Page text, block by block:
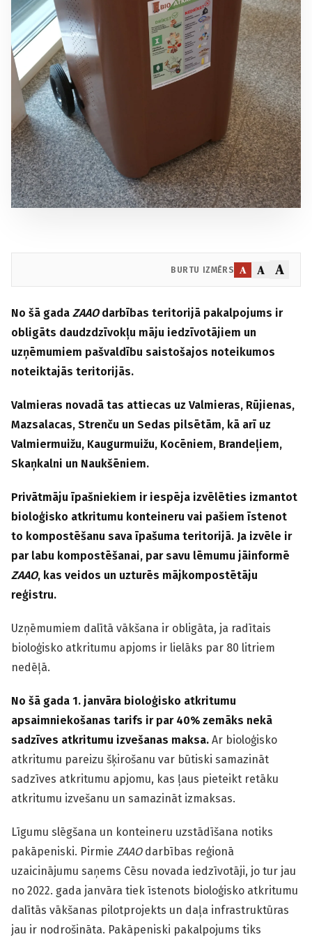
BURTU IZMĒRS A A A
No šā gada ZAAOdarbības teritorijā pakalpojums ir
obligāts daudzdzīvokļu māju iedzīvotājiem un
uzņēmumiem pašvaldību saistošajos noteikumos
noteiktajās teritorijās.
Valmieras novadā tas attiecas uz Valmieras, Rūjienas,
Mazsalacas, Strenču un Sedas pilsētām, kā arī uz
Valmiermuižu, Kaugurmuižu, Kocēniem, Brandeļiem,
Skaņkalni un Naukšēniem.
Privātmāju īpašniekiem ir iespēja izvēlēties izmantot
bioloģisko atkritumu konteineru vai pašiem īstenot
to kompostēšanu sava īpašuma teritorijā. Ja izvēle ir
par labu kompostēšanai, par savu lēmumu jāinformē
ZAAO, kas veidos un uzturēs mājkompostētāju
reģistru.
Uzņēmumiem dalītā vākšana ir obligāta, ja radītais
bioloģisko atkritumu apjoms ir lielāks par 80 litriem
nedēļā.
No šā gada 1. janvāra bioloģisko atkritumu
apsaimniekošanas tarifs ir par 40% zemāks nekā
sadzīves atkritumu izvešanas maksa. Ar bioloģisko
atkritumu pareizu šķirošanu var būtiski samazināt
sadzīves atkritumu apjomu, kas ļaus pieteikt retāku
atkritumu izvešanu un samazināt izmaksas.
Līgumu slēgšana un konteineru uzstādīšana notiks
pakāpeniski. Pirmie ZAAO darbības reģionā
uzaicinājumu saņems Cēsu novada iedzīvotāji, jo tur jau
no 2022. gada janvāra tiek īstenots bioloģisko atkritumu
dalītās vākšanas pilotprojekts un daļa infrastruktūras
jau ir nodrošināta. Pakāpeniski pakalpojums tiks